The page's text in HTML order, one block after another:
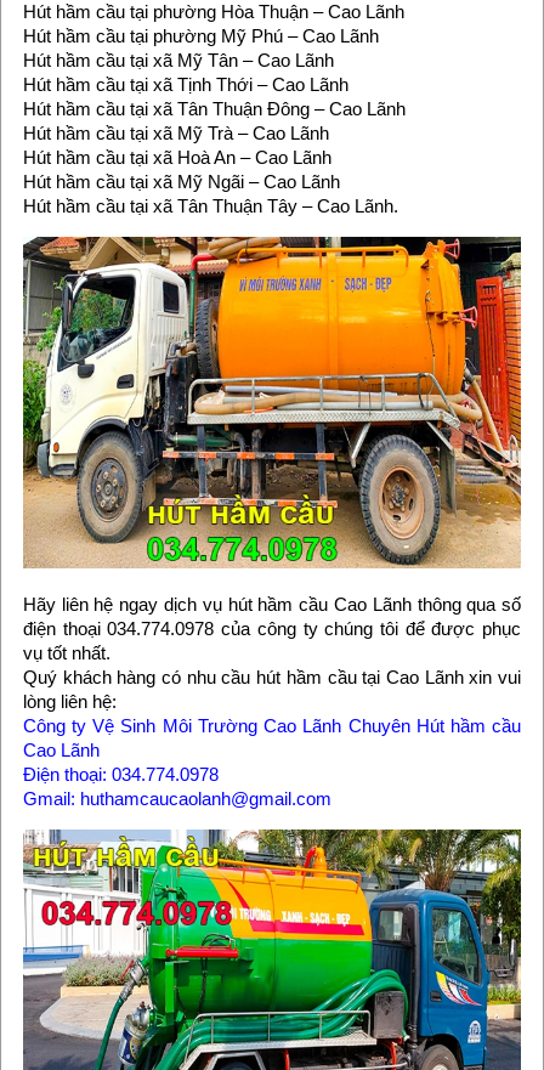
Hút hầm cầu tại phường Hòa Thuận – Cao Lãnh
Hút hầm cầu tại phường Mỹ Phú – Cao Lãnh
Hút hầm cầu tại xã Mỹ Tân – Cao Lãnh
Hút hầm cầu tại xã Tịnh Thới – Cao Lãnh
Hút hầm cầu tại xã Tân Thuận Đông – Cao Lãnh
Hút hầm cầu tại xã Mỹ Trà – Cao Lãnh
Hút hầm cầu tại xã Hoà An – Cao Lãnh
Hút hầm cầu tại xã Mỹ Ngãi – Cao Lãnh
Hút hầm cầu tại xã Tân Thuận Tây – Cao Lãnh.
Hãy liên hệ ngay dịch vụ hút hầm cầu Cao Lãnh thông qua số
điện thoại 034.774.0978 của công ty chúng tôi để được phục
vụ tốt nhất.
Quý khách hàng có nhu cầu hút hầm cầu tại Cao Lãnh xin vui
lòng liên hệ:
Công ty Vệ Sinh Môi Trường Cao Lãnh Chuyên Hút hầm cầu
Cao Lãnh
Điện thoại: 034.774.0978
Gmail: huthamcaucaolanh@gmail.com